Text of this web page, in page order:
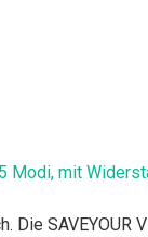
mit
Die